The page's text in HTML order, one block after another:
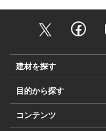
建材を探す
目的から探す
コンテンツ